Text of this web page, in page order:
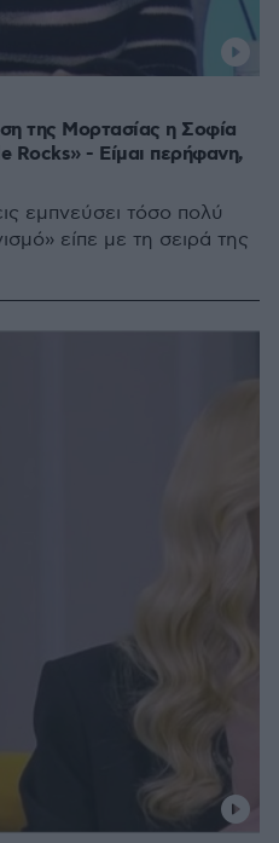
της Μορτασίας η Σοφία
Rocks» - Είμαι περήφανη,
εμπνεύσει τόσο πολύ
είπε με τη σειρά της